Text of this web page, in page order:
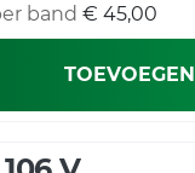
band € 45,00
TOEVOEGEN